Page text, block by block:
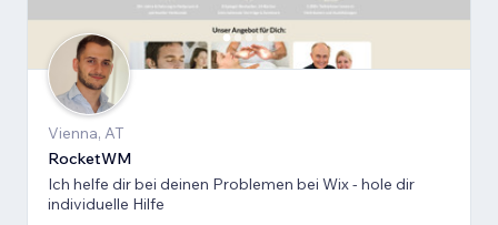
Vienna, AT
RocketWM
Ich helfe dir bei deinen Problemen bei Wix - hole dir
individuelle Hilfe